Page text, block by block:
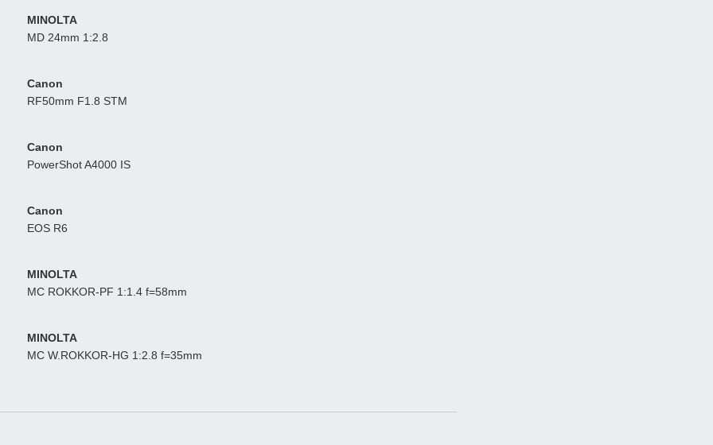
MINOLTA
MD 24mm 1:2.8
Canon
RF50mm F1.8 STM
Canon
PowerShot A4000 IS
Canon
EOS R6
MINOLTA
MC ROKKOR-PF 1:1.4 f=58mm
MINOLTA
MC W.ROKKOR-HG 1:2.8 f=35mm